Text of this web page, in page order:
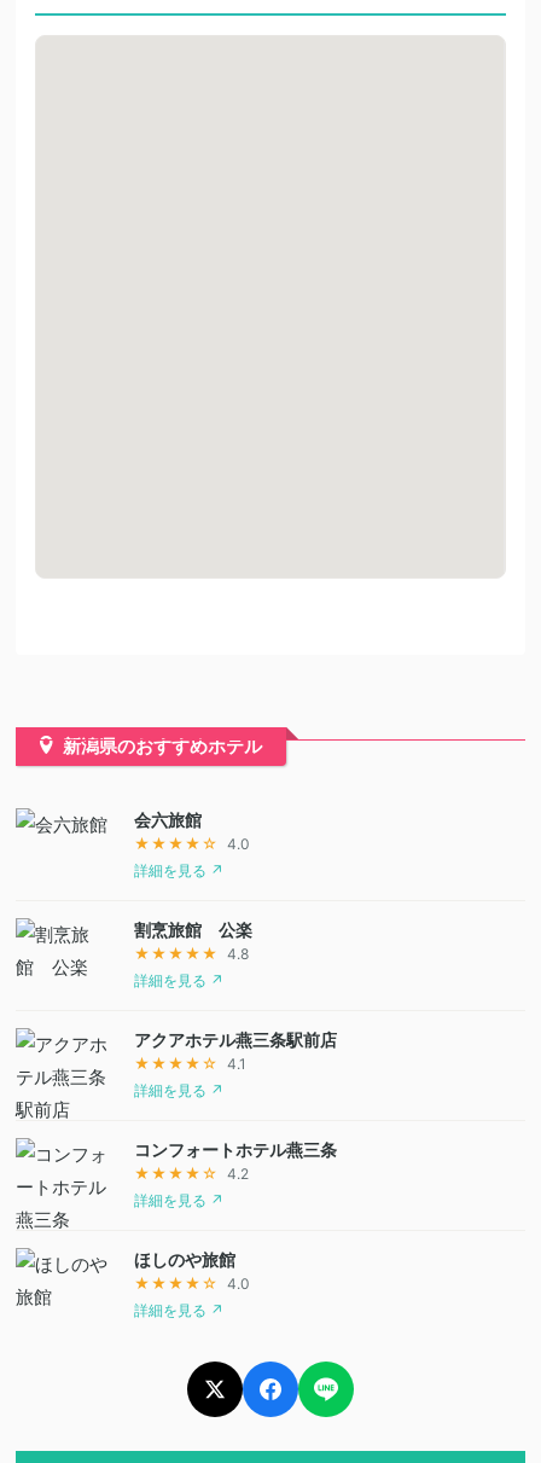
新潟県のおすすめホテル
会六旅館
★★★★☆
4.0
詳細を見る ↗
割烹旅館 公楽
★★★★★
4.8
詳細を見る ↗
アクアホテル燕三条駅前店
★★★★☆
4.1
詳細を見る ↗
コンフォートホテル燕三条
★★★★☆
4.2
詳細を見る ↗
ほしのや旅館
★★★★☆
4.0
詳細を見る ↗